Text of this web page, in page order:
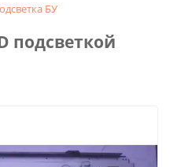
БУ
подсветкой